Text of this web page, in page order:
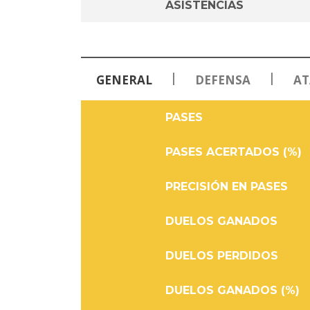
ASISTENCIAS
GENERAL | DEFENSA |
PASES
PASES ACERTADOS (%)
PRECISIÓN EN PASES
DUELOS GANADOS
DUELOS PERDIDOS
DUELOS GANADOS (%)